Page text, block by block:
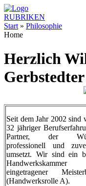
RUBRIKEN
Start » Philosophie
Home
Herzlich
Seit dem Jahr 2002 sind
32 jähriger
Partner, der
professionell und
umsetzt. Wir sind ein
Handwerkskammer
eingetragener
(Handwerksrolle A).